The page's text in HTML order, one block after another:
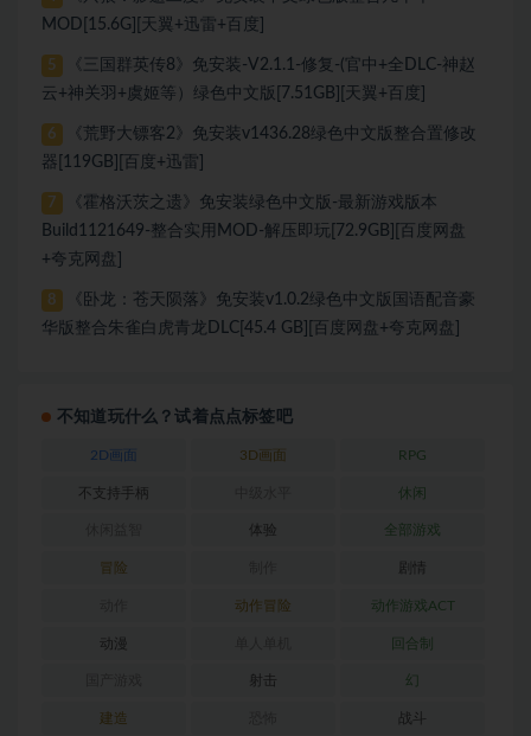
MOD[15.6G][天翼+迅雷+百度]
5
《三国群英传8》免安装-V2.1.1-修复-(官中+全DLC-神赵
云+神关羽+虞姬等）绿色中文版[7.51GB][天翼+百度]
6
《荒野大镖客2》免安装v1436.28绿色中文版整合置修改
器[119GB][百度+迅雷]
7
《霍格沃茨之遗》免安装绿色中文版-最新游戏版本
Build1121649-整合实用MOD-解压即玩[72.9GB][百度网盘
+夸克网盘]
8
《卧龙：苍天陨落》免安装v1.0.2绿色中文版国语配音豪
华版整合朱雀白虎青龙DLC[45.4 GB][百度网盘+夸克网盘]
不知道玩什么？试着点点标签吧
2D画面 3D画面 RPG
不支持手柄 休闲
体验 全部游戏
冒险 剧情
动作冒险 动作游戏ACT
动漫 回合制
射击 幻
建造 战斗